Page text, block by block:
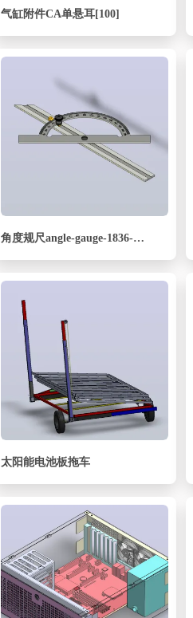
气缸附件CA单悬耳[100]
角度规尺angle-gauge-1836-模型格式为 stp
太阳能电池板拖车